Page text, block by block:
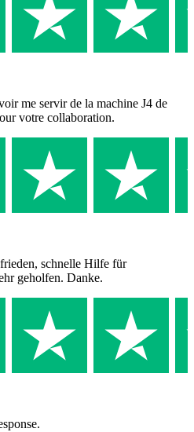
me servir de la machine J4 de
votre collaboration.
schnelle Hilfe für
geholfen. Danke.